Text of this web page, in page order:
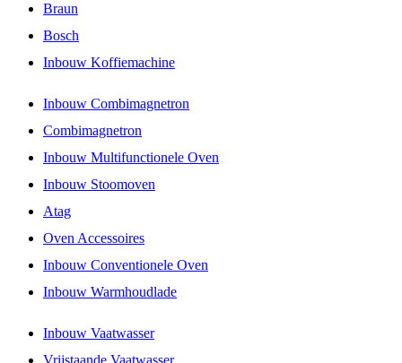
Braun
Bosch
Inbouw Koffiemachine
Inbouw Combimagnetron
Combimagnetron
Inbouw Multifunctionele Oven
Inbouw Stoomoven
Atag
Oven Accessoires
Inbouw Conventionele Oven
Inbouw Warmhoudlade
Inbouw Vaatwasser
Vrijstaande Vaatwasser